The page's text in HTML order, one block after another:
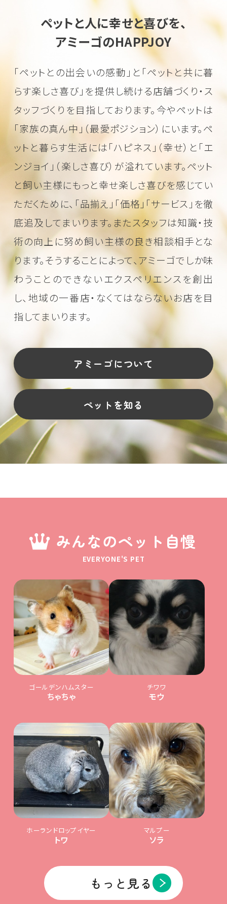
ペットと人に幸せと喜びを、
アミーゴのHAPPJOY
「ペットとの出会いの感動」と「ペットと共に暮
らす楽しさ喜び」を提供し続ける店舗づくり・ス
タッフづくりを目指しております。 今やペットは
「家族の真ん中」（最愛ポジション）にいます。ペ
ットと暮らす生活には「ハピネス」（幸せ）と「エ
ンジョイ」（楽しさ喜び）が溢れています。ペット
と飼い主様にもっと幸せ楽しさ喜びを感じてい
ただくために、 「品揃え」「価格」「サービス」を徹
底追及してまいります。またスタッフは知識・技
術の向上に努め飼い主様の良き相談相手とな
ります。そうすることによって、アミーゴでしか味
わうことのできないエクスペリエンスを創出
し、地域の一番店・なくてはならないお店を目
指してまいります。
アミーゴについて
ペットを知る
みんなのペット自慢
EVERYONE'S PET
ゴールデンハムスター
ちゃちゃ
チワワ
モウ
ホーランドロップイヤー
トワ
マルプー
ソラ
もっと見る